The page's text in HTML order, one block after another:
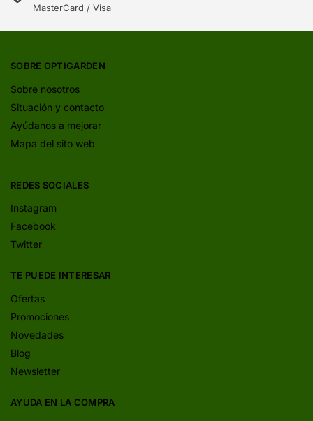
MasterCard / Visa
SOBRE OPTIGARDEN
Sobre nosotros
Situación y contacto
Ayúdanos a mejorar
Mapa del sito web
REDES SOCIALES
Instagram
Facebook
Twitter
TE PUEDE INTERESAR
Ofertas
Promociones
Novedades
Blog
Newsletter
AYUDA EN LA COMPRA